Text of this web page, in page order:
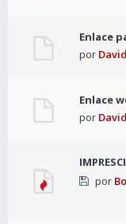
Enlace
por
Enlace
por
por